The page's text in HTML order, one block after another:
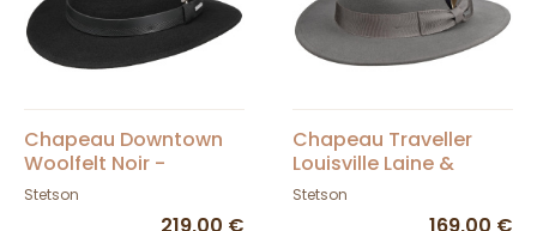
Chapeau Downtown
Woolfelt Noir -
Stetson
Stetson
219,00 €
Chapeau Traveller
Louisville Laine &
Cachemire Gris -
Stetson
169,00 €